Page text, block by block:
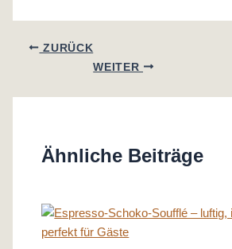
ZURÜCK
WEITER
Ähnliche Beiträge